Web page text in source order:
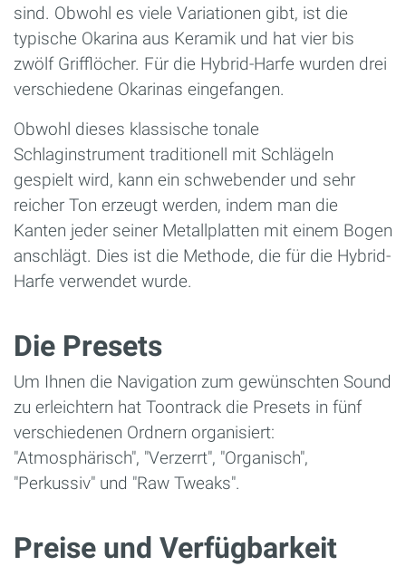
sind. Obwohl es viele Variationen gibt, ist die
typische Okarina aus Keramik und hat vier bis
zwölf Grifflöcher. Für die Hybrid-Harfe wurden drei
verschiedene Okarinas eingefangen.
Obwohl dieses klassische tonale
Schlaginstrument traditionell mit Schlägeln
gespielt wird, kann ein schwebender und sehr
reicher Ton erzeugt werden, indem man die
Kanten jeder seiner Metallplatten mit einem Bogen
anschlägt. Dies ist die Methode, die für die Hybrid-
Harfe verwendet wurde.
Die Presets
Um Ihnen die Navigation zum gewünschten Sound
zu erleichtern hat Toontrack die Presets in fünf
verschiedenen Ordnern organisiert:
"Atmosphärisch", "Verzerrt", "Organisch",
"Perkussiv" und "Raw Tweaks".
Preise und Verfügbarkeit